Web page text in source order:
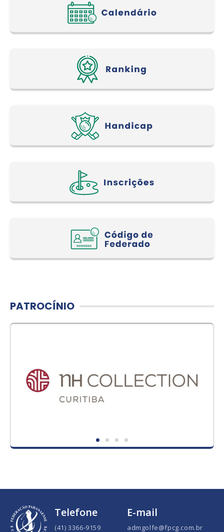
PATROCÍNIO
Telefone
(41) 3366-9159
E-mail
admgolfe@fpcg.com.br